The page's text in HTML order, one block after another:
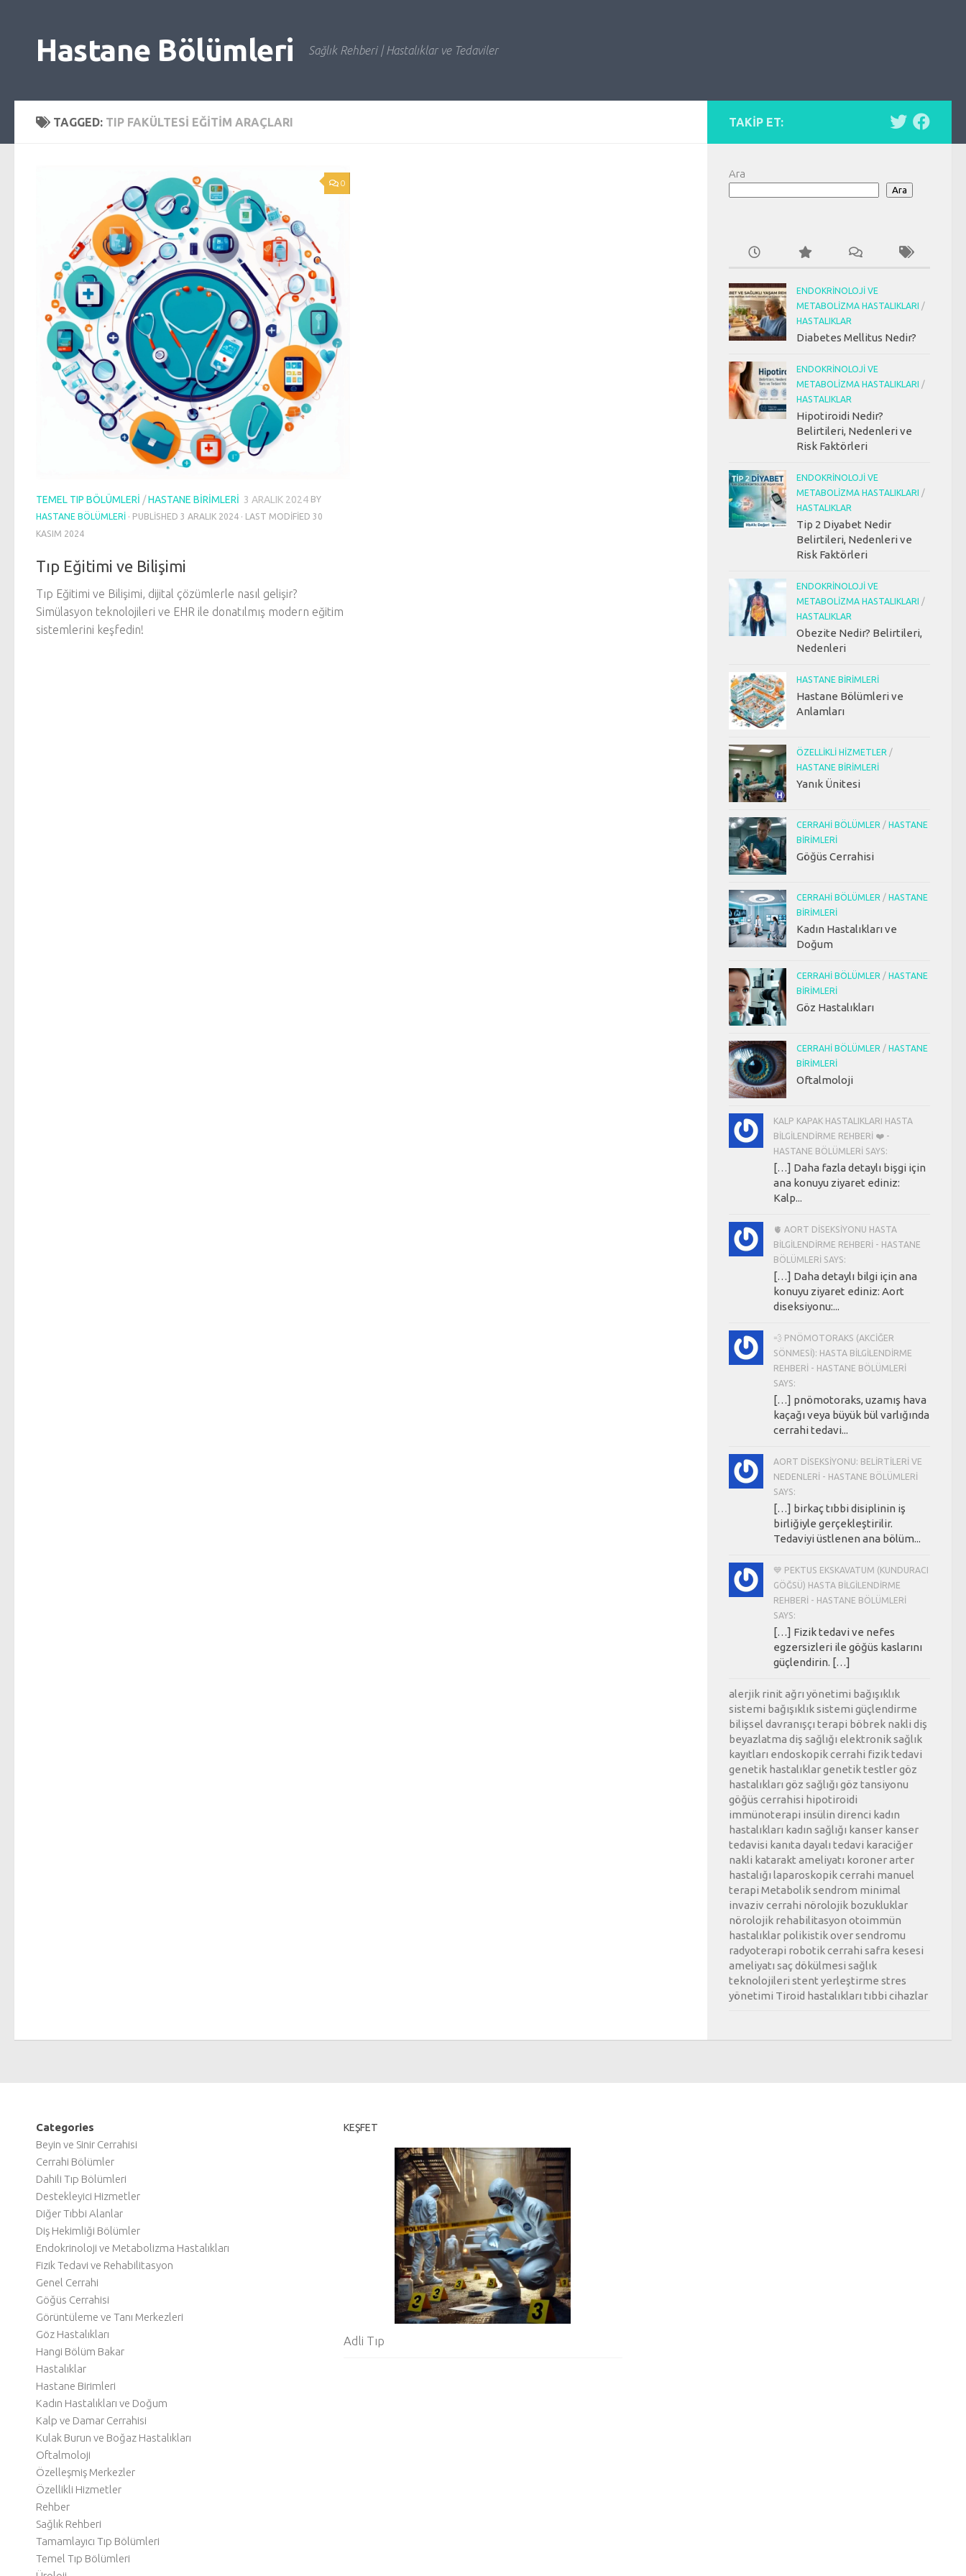
Hastane Bölümleri Sağlık Rehberi | Hastalıklar ve Tedaviler
TAGGED: TIP FAKÜLTESI EĞITIM ARAÇLARI
0
TEMEL TIP BÖLÜMLERI /HASTANE BIRIMLERI 3 ARALIK 2024 BY
HASTANE BÖLÜMLERI · PUBLISHED 3 ARALIK 2024 · LAST MODIFIED 30
KASIM 2024
Tıp Eğitimi ve Bilişimi
Tıp Eğitimi ve Bilişimi, dijital çözümlerle nasıl gelişir?
Simülasyon teknolojileri ve EHR ile donatılmış modern eğitim
sistemlerini keşfedin!
TAKIP ET:
Ara
Ara
ENDOKRINOLOJI VE
METABOLIZMA HASTALIKLARI /
HASTALIKLAR
Diabetes Mellitus Nedir?
ENDOKRINOLOJI VE
METABOLIZMA HASTALIKLARI /
HASTALIKLAR
Hipotiroidi Nedir?
Belirtileri, Nedenleri ve
Risk Faktörleri
ENDOKRINOLOJI VE
METABOLIZMA HASTALIKLARI /
HASTALIKLAR
Tip 2 Diyabet Nedir
Belirtileri, Nedenleri ve
Risk Faktörleri
ENDOKRINOLOJI VE
METABOLIZMA HASTALIKLARI /
HASTALIKLAR
Obezite Nedir? Belirtileri,
Nedenleri
HASTANE BIRIMLERI
Hastane Bölümleri ve
Anlamları
ÖZELLIKLI HIZMETLER /
HASTANE BIRIMLERI
Yanık Ünitesi
CERRAHI BÖLÜMLER / HASTANE
BIRIMLERI
Göğüs Cerrahisi
CERRAHI BÖLÜMLER / HASTANE
BIRIMLERI
Kadın Hastalıkları ve
Doğum
CERRAHI BÖLÜMLER / HASTANE
BIRIMLERI
Göz Hastalıkları
CERRAHI BÖLÜMLER / HASTANE
BIRIMLERI
Oftalmoloji
KALP KAPAK HASTALIKLARI HASTA
BILGILENDIRME REHBERI ❤️ -
HASTANE BÖLÜMLERI SAYS:
[…] Daha fazla detaylı bişgi için
ana konuyu ziyaret ediniz:
Kalp...
🫀 AORT DISEKSIYONU HASTA
BILGILENDIRME REHBERI - HASTANE
BÖLÜMLERI SAYS:
[…] Daha detaylı bilgi için ana
konuyu ziyaret ediniz: Aort
diseksiyonu:...
💨 PNÖMOTORAKS (AKCIĞER
SÖNMESI): HASTA BILGILENDIRME
REHBERI - HASTANE BÖLÜMLERI
SAYS:
[…] pnömotoraks, uzamış hava
kaçağı veya büyük bül varlığında
cerrahi tedavi...
AORT DISEKSIYONU: BELIRTILERI VE
NEDENLERI - HASTANE BÖLÜMLERI
SAYS:
[…] birkaç tıbbi disiplinin iş
birliğiyle gerçekleştirilir.
Tedaviyi üstlenen ana bölüm...
💙 PEKTUS EKSKAVATUM (KUNDURACI
GÖĞSÜ) HASTA BILGILENDIRME
REHBERI - HASTANE BÖLÜMLERI
SAYS:
[…] Fizik tedavi ve nefes
egzersizleri ile göğüs kaslarını
güçlendirin. […]
alerjik rinit ağrı yönetimi bağışıklık
sistemi bağışıklık sistemi güçlendirme
bilişsel davranışçı terapi böbrek nakli diş
beyazlatma diş sağlığı elektronik sağlık
kayıtları endoskopik cerrahi fizik tedavi
genetik hastalıklargenetik testlergöz
hastalıkları göz sağlığı göz tansiyonu
göğüs cerrahisi hipotiroidi
immünoterapi insülin direnci kadın
hastalıkları kadın sağlığı kanser kanser
tedavisi kanıta dayalı tedavi karaciğer
nakli katarakt ameliyatı koroner arter
hastalığı laparoskopik cerrahi manuel
terapi Metabolik sendrom minimal
invaziv cerrahi nörolojik bozukluklar
nörolojik rehabilitasyon otoimmün
hastalıklar polikistik over sendromu
radyoterapi robotik cerrahi safra kesesi
ameliyatı saç dökülmesi sağlık
teknolojileri stent yerleştirme stres
yönetimi Tiroid hastalıkları tıbbi cihazlar
Categories
Beyin ve Sinir Cerrahisi
Cerrahi Bölümler
Dahili Tıp Bölümleri
Destekleyici Hizmetler
Diğer Tıbbi Alanlar
Diş Hekimliği Bölümler
Endokrinoloji ve Metabolizma Hastalıkları
Fizik Tedavi ve Rehabilitasyon
Genel Cerrahi
Göğüs Cerrahisi
Görüntüleme ve Tanı Merkezleri
Göz Hastalıkları
Hangi Bölüm Bakar
Hastalıklar
Hastane Birimleri
Kadın Hastalıkları ve Doğum
Kalp ve Damar Cerrahisi
Kulak Burun ve Boğaz Hastalıkları
Oftalmoloji
Özelleşmiş Merkezler
Özellikli Hizmetler
Rehber
Sağlık Rehberi
Tamamlayıcı Tıp Bölümleri
Temel Tıp Bölümleri
KEŞFET
Adli Tıp